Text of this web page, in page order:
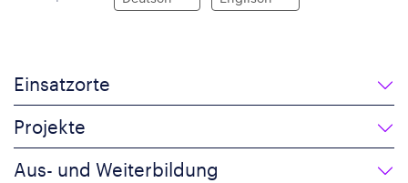
Einsatzorte
Projekte
Aus- und Weiterbildung